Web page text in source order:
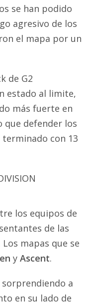
se han podido
agresivo de los
el mapa por un
de G2
estado al limite,
más fuerte en
que defender los
con 13
los equipos de
de las
mapas que se
yAscent.
sorprendiendo a
en su lado de